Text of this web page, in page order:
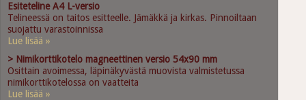
Esiteteline A4 L-versio
Telineessä on taitos esitteelle. Jämäkkä ja kirkas. Pinnoiltaan
suojattu varastoinnissa
Lue lisää »
> Nimikorttikotelo magneettinen versio 54x90 mm
Osittain avoimessa, läpinäkyvästä muovista valmistetussa
nimikorttikotelossa on vaatteita
Lue lisää »